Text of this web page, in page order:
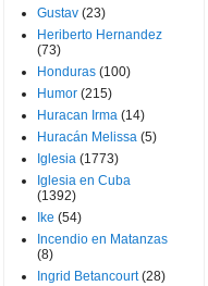
Gustav (23)
Heriberto Hernandez
(73)
Honduras (100)
Humor (215)
Huracan Irma (14)
Huracán Melissa (5)
Iglesia (1773)
Iglesia en Cuba
(1392)
Ike (54)
Incendio en Matanzas
(8)
Ingrid Betancourt (28)